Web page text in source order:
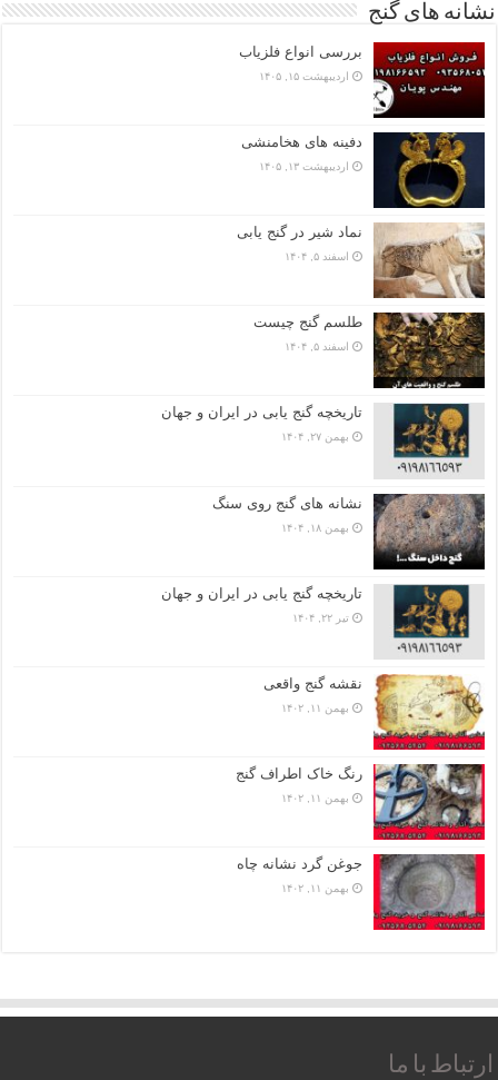
نشانه های گنج
بررسی انواع فلزیاب
اردیبهشت ۱۵, ۱۴۰۵
دفینه های هخامنشی
اردیبهشت ۱۳, ۱۴۰۵
نماد شیر در گنج یابی
اسفند ۵, ۱۴۰۴
طلسم گنج چیست
اسفند ۵, ۱۴۰۴
تاریخچه گنج‌ یابی در ایران و جهان
بهمن ۲۷, ۱۴۰۴
نشانه های گنج روی سنگ
بهمن ۱۸, ۱۴۰۴
تاریخچه گنج‌ یابی در ایران و جهان
تیر ۲۲, ۱۴۰۴
نقشه گنج واقعی
بهمن ۱۱, ۱۴۰۲
رنگ خاک اطراف گنج
بهمن ۱۱, ۱۴۰۲
جوغن گرد نشانه چاه
بهمن ۱۱, ۱۴۰۲
ارتباط با ما